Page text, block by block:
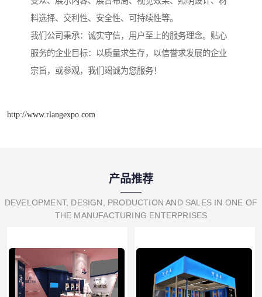
料选择、交利性、安全性、可持续性等。
我们公司秉承：诚实守信，用户至上的服务理念。贴心
服务的企业目标：以质量求生存，以信誉求发展的企业
宗旨，或参观，我们竭诚为您服务！
http://www.rlangexpo.com
产品推荐
DEVELOPMENT, DESIGN, PRODUCTION AND SALES IN ONE OF
THE MANUFACTURING ENTERPRISES